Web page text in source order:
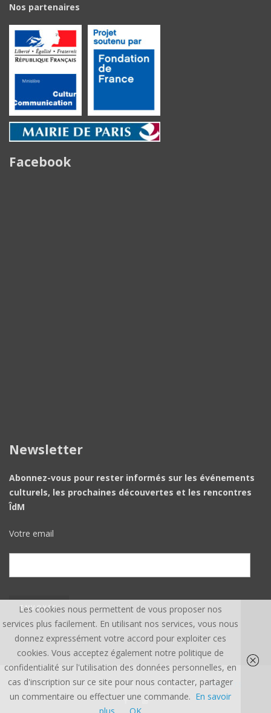
Nos partenaires
Facebook
Newsletter
Abonnez-vous pour rester informés sur les événements
culturels, les prochaines découvertes et les rencontres
ÎdM
Votre email
ÎLE DU MONDE ©, TOUS DROITS RÉSERVÉS.CREDITS
Les cookies nous permettent de vous proposer nos
services plus facilement. En utilisant nos services, vous nous
donnez expressément votre accord pour exploiter ces
cookies. Vous acceptez également notre politique de
confidentialité sur l'utilisation des données personnelles, en
cas d'inscription sur ce site pour nous contacter, partager
un commentaire ou effectuer une commande. En savoir